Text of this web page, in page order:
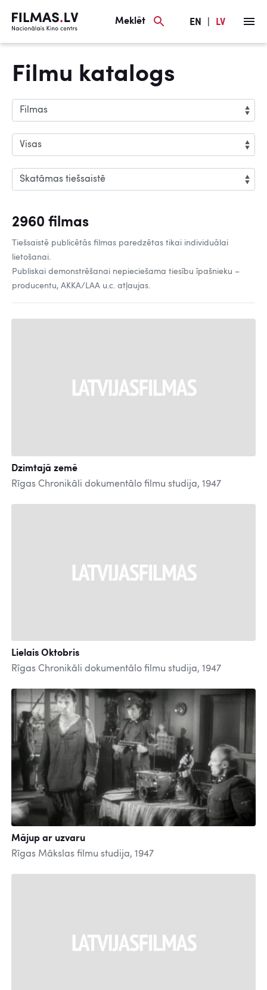
Meklēt EN LV
Filmu katalogs
2960 filmas
Tiešsaistē publicētās filmas paredzētas tikai individuālai
lietošanai.
Publiskai demonstrēšanai nepieciešama tiesību īpašnieku –
producentu, AKKA/LAA u.c. atļaujas.
Dzimtajā zemē
Rīgas Chronikāli dokumentālo filmu studija, 1947
Lielais Oktobris
Rīgas Chronikāli dokumentālo filmu studija, 1947
Mājup ar uzvaru
Rīgas Mākslas filmu studija, 1947